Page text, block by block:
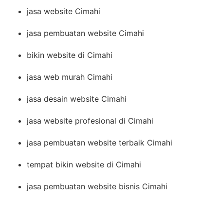
jasa website Cimahi
jasa pembuatan website Cimahi
bikin website di Cimahi
jasa web murah Cimahi
jasa desain website Cimahi
jasa website profesional di Cimahi
jasa pembuatan website terbaik Cimahi
tempat bikin website di Cimahi
jasa pembuatan website bisnis Cimahi